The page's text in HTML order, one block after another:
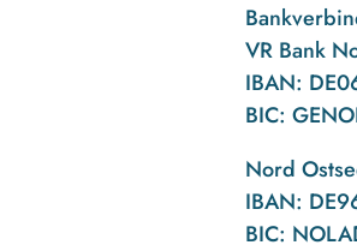
VR Bank
IBAN:
BIC:
Nord
IBAN:
BIC: